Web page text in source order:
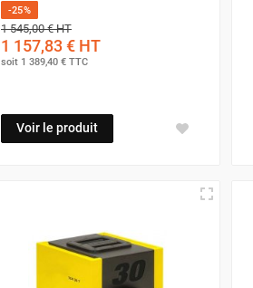
-25%
1 545,00 €HT
1 157,83 €HT
soit 1 389,40 €TTC
Voir le produit